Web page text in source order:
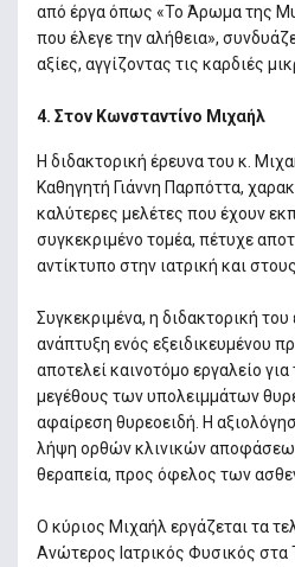
από έργα όπως «Το Άρωμα της
που έλεγε την αλήθεια»,
αξίες, αγγίζοντας τις καρδιές
4. Στον Κωνσταντίνο Μιχαήλ
Η διδακτορική έρευνα του κ.
Καθηγητή Γιάννη Παρπόττα,
καλύτερες μελέτες που έχουν
συγκεκριμένο τομέα, πέτυχε
αντίκτυπο στην ιατρική και
Συγκεκριμένα, η διδακτορική
ανάπτυξη ενός εξειδικευμένου
αποτελεί καινοτόμο εργαλείο
μεγέθους των υπολειμμάτων
αφαίρεση θυρεοειδή. Η
λήψη ορθών κλινικών
θεραπεία, προς όφελος των
Ο κύριος Μιχαήλ εργάζεται τα
Ανώτερος Ιατρικός Φυσικός στα